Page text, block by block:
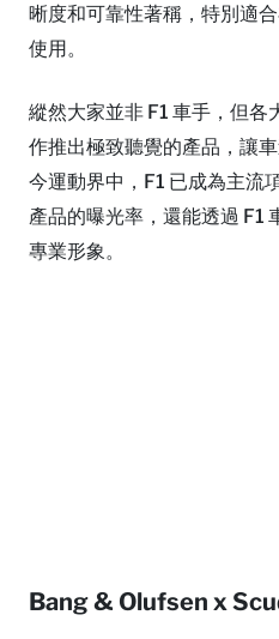
晰度和可靠性著稱，特別適
使用。
縱然大家並非 F1 車手，但各
作推出極致聽覺的產品，讓
今運動界中，F1 已成為主流
產品的曝光率，還能透過 F1
專業形象。
Bang & Olufsen x